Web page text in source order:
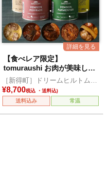
【食べレア限定】
tomuraushi お肉が美味しい
煮込み 5缶セット
［新得町］ドリームヒルトムラ
ウシ
¥8,700税込
送料込み 常温